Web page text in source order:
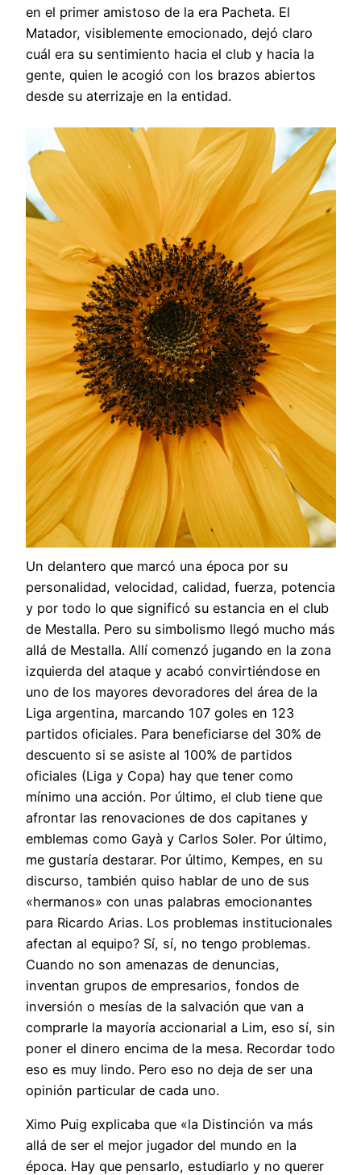
en el primer amistoso de la era Pacheta. El
Matador, visiblemente emocionado, dejó claro
cuál era su sentimiento hacia el club y hacia la
gente, quien le acogió con los brazos abiertos
desde su aterrizaje en la entidad.
Un delantero que marcó una época por su
personalidad, velocidad, calidad, fuerza, potencia
y por todo lo que significó su estancia en el club
de Mestalla. Pero su simbolismo llegó mucho más
allá de Mestalla. Allí comenzó jugando en la zona
izquierda del ataque y acabó convirtiéndose en
uno de los mayores devoradores del área de la
Liga argentina, marcando 107 goles en 123
partidos oficiales. Para beneficiarse del 30% de
descuento si se asiste al 100% de partidos
oficiales (Liga y Copa) hay que tener como
mínimo una acción. Por último, el club tiene que
afrontar las renovaciones de dos capitanes y
emblemas como Gayà y Carlos Soler. Por último,
me gustaría destarar. Por último, Kempes, en su
discurso, también quiso hablar de uno de sus
«hermanos» con unas palabras emocionantes
para Ricardo Arias. Los problemas institucionales
afectan al equipo? Sí, sí, no tengo problemas.
Cuando no son amenazas de denuncias,
inventan grupos de empresarios, fondos de
inversión o mesías de la salvación que van a
comprarle la mayoría accionarial a Lim, eso sí, sin
poner el dinero encima de la mesa. Recordar todo
eso es muy lindo. Pero eso no deja de ser una
opinión particular de cada uno.
Ximo Puig explicaba que «la Distinción va más
allá de ser el mejor jugador del mundo en la
época. Hay que pensarlo, estudiarlo y no querer